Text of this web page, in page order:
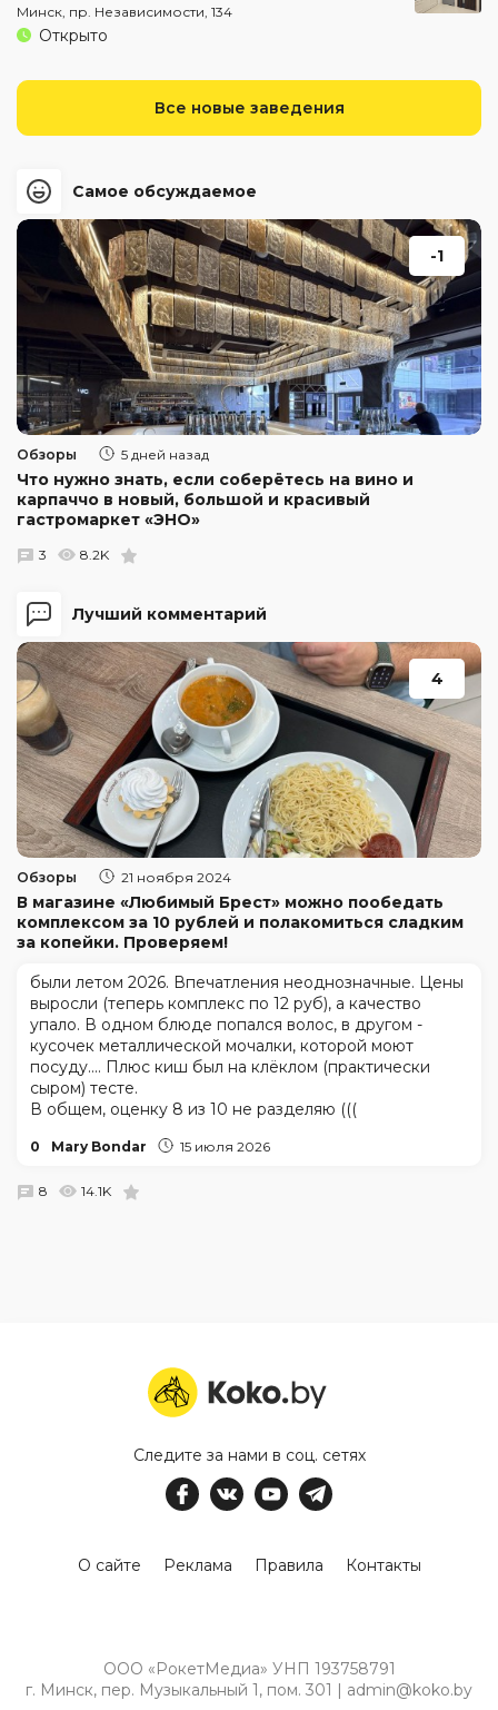
Минск, пр. Независимости, 134
Открыто
Все новые заведения
Лучший комментарий
4
Обзоры 21 ноября 2024
В магазине «Любимый Брест» можно пообедать
комплексом за 10 рублей и полакомиться сладким
за копейки. Проверяем!
были летом 2026. Впечатления неоднозначные. Цены
выросли (теперь комплекс по 12 руб), а качество
упало. В одном блюде попался волос, в другом -
кусочек металлической мочалки, которой моют
посуду.... Плюс киш был на клёклом (практически
сыром) тесте.
В общем, оценку 8 из 10 не разделяю (((
0 Mary Bondar 15 июля 2026
8 14.1K
Самое обсуждаемое
-1
Обзоры 5 дней назад
Что нужно знать, если соберётесь на вино и
карпаччо в новый, большой и красивый
гастромаркет «ЭНО»
3 8.2K
Следите за нами в соц. сетях
О сайте Реклама Правила Контакты
ООО «РокетМедиа» УНП 193758791
г. Минск, пер. Музыкальный 1, пом. 301 | admin@koko.by